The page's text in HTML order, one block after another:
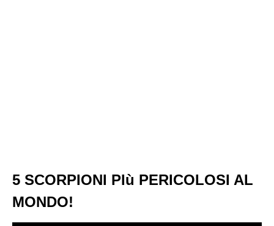
5 SCORPIONI PIù PERICOLOSI AL
MONDO!